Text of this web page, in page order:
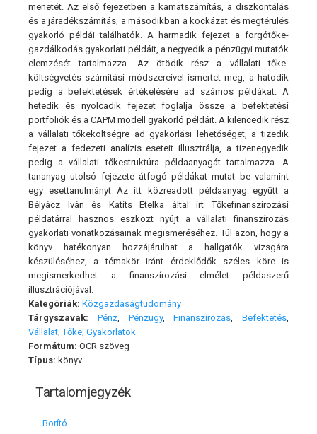
menetét. Az első fejezetben a kamatszámítás, a diszkontálás
és a járadékszámítás, a másodikban a kockázat és megtérülés
gyakorló példái találhatók. A harmadik fejezet a forgótőke-
gazdálkodás gyakorlati példáit, a negyedik a pénzügyi mutatók
elemzését tartalmazza. Az ötödik rész a vállalati tőke-
költségvetés számítási módszereivel ismertet meg, a hatodik
pedig a befektetések értékelésére ad számos példákat. A
hetedik és nyolcadik fejezet foglalja össze a befektetési
portfoliók és a CAPM modell gyakorló példáit. A kilencedik rész
a vállalati tőkeköltségre ad gyakorlási lehetőséget, a tizedik
fejezet a fedezeti analízis eseteit illusztrálja, a tizenegyedik
pedig a vállalati tőkestruktúra példaanyagát tartalmazza. A
tananyag utolsó fejezete átfogó példákat mutat be valamint
egy esettanulmányt Az itt közreadott példaanyag együtt a
Bélyácz Iván és Katits Etelka által írt Tőkefinanszírozási
példatárral hasznos eszközt nyújt a vállalati finanszírozás
gyakorlati vonatkozásainak megismeréséhez. Túl azon, hogy a
könyv hatékonyan hozzájárulhat a hallgatók vizsgára
készüléséhez, a témakör iránt érdeklődők széles köre is
megismerkedhet a finanszírozási elmélet példaszerű
illusztrációjával.
Kategóriák: Közgazdaságtudomány
Tárgyszavak:
Pénz, Pénzügy,Finanszírozás Befektetés
Vállalat ,Tőke Gyakorlatok
Formátum: OCR szöveg
Típus: könyv
Tartalomjegyzék
Borító